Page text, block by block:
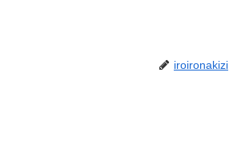
iroironakizi